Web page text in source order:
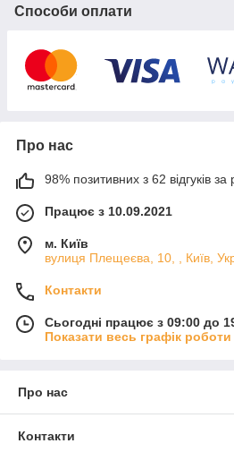
Допомога
яку консультацію, підібрати товар,
вирішення вашої проблеми.
Способи оплати
Про нас
98% позитивних з 62 відгуків за
Працює з 10.09.2021
м. Київ
вулиця Плещеєва, 10, , Київ,
Контакти
Сьогодні працює з 09:00 до
Показати весь графік роботи
Про нас
Контакти